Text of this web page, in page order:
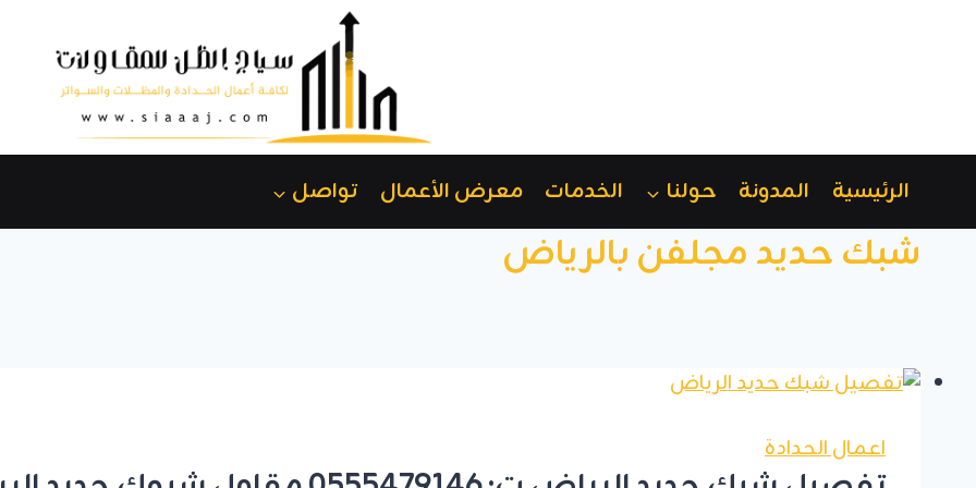
الرئيسية المدونة حولنا الخدمات معرض الأعمال تواصل
شبك حديد مجلفن بالرياض
اعمال الحدادة